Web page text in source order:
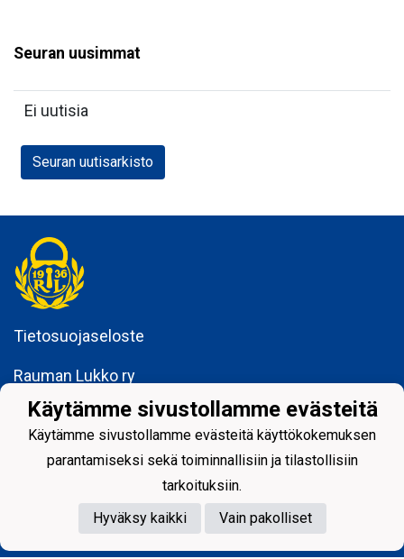
Seuran uusimmat
Ei uutisia
Seuran uutisarkisto
Tietosuojaseloste
Rauman Lukko ry
26100 Rauma
Powered by
Käytämme sivustollamme evästeitä
Käytämme sivustollamme evästeitä käyttökokemuksen
parantamiseksi sekä toiminnallisiin ja tilastollisiin
tarkoituksiin.
Hyväksy kaikki
Vain pakolliset